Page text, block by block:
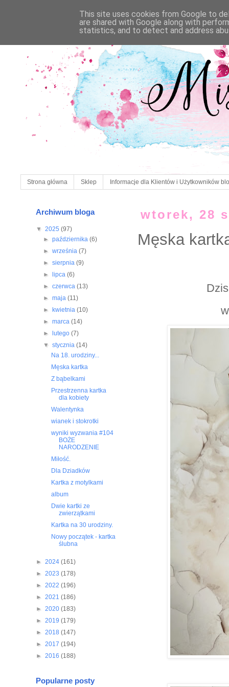
Strona główna Sklep Informacje dla Klientów i Użytkowników
wtorek, 28
Męska
Archiwum bloga
▼ 2025 (97)
►października(6)
►września(7)
►sierpnia(9)
►
lipca(6)
►czerwca(13)
►maja(11)
►
kwietnia(10)
►marca(14)
►
lutego(7)
▼stycznia(14)
Na 18. urodziny...
Męska kartka
Z bąbelkami
Przestrzenna kartka
dla kobiety
Walentynka
wianek i stokrotki
wyniki wyzwania #104
BOŻE
NARODZENIE
Miłość.
Dla Dziadków
Kartka z motylkami
album
Dwie kartki ze
zwierzątkami
Kartka na 30 urodziny.
Nowy początek - kartka
ślubna
► 2024 (161)
► 2023 (178)
► 2022 (196)
► 2021 (186)
► 2020 (183)
► 2019 (179)
► 2018 (147)
► 2017 (194)
► 2016 (188)
Popularne posty
This site uses cookies from Google to
are shared with Google along with
statistics, and to detect and address